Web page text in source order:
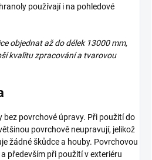
používají i na pohledové
objednat až do délek 13000 mm,
kvalitu zpracování a tvarovou
bez povrchové úpravy. Při použití do
povrchově neupravují, jelikož
žádné škůdce a houby. Povrchovou
především při použití v exteriéru